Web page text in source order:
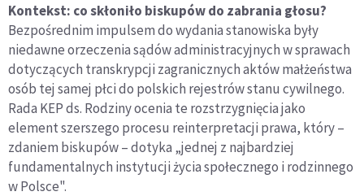
Kontekst: co skłoniło biskupów do zabrania głosu?
Bezpośrednim impulsem do wydania stanowiska były
niedawne orzeczenia sądów administracyjnych w sprawach
dotyczących transkrypcji zagranicznych aktów małżeństwa
osób tej samej płci do polskich rejestrów stanu cywilnego.
Rada KEP ds. Rodziny ocenia te rozstrzygnięcia jako
element szerszego procesu reinterpretacji prawa, który –
zdaniem biskupów – dotyka „jednej z najbardziej
fundamentalnych instytucji życia społecznego i rodzinnego
w Polsce".